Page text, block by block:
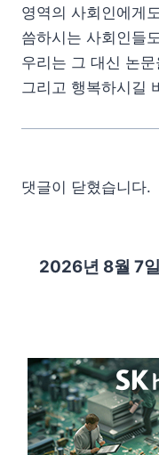
영역의 사회인에게
씀하시는 사회인들
우리는 그 대신 논
그리고 행복하시길
댓글이 닫혔습니다.
2026년 8월 7